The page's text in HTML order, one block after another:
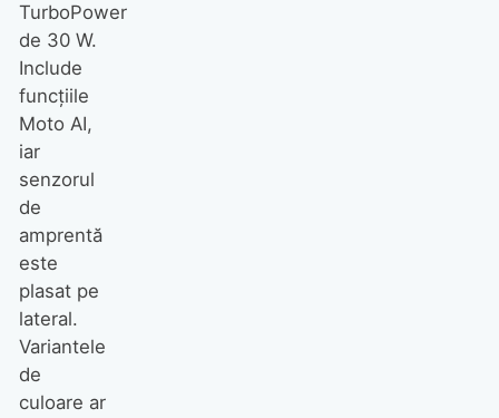
TurboPower
de 30 W.
Include
funcțiile
Moto AI,
iar
senzorul
de
amprentă
este
plasat pe
lateral.
Variantele
de
culoare ar